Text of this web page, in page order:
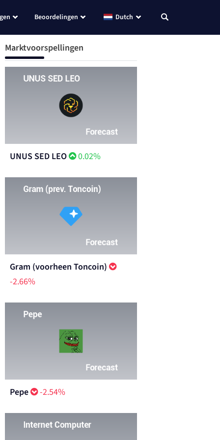
Beoordelingen Dutch
Marktvoorspellingen
UNUS SED LEO 0.02%
Gram (voorheen Toncoin)
-2.66%
Pepe -2.54%